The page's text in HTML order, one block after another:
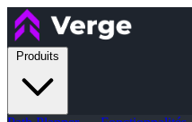
Produits